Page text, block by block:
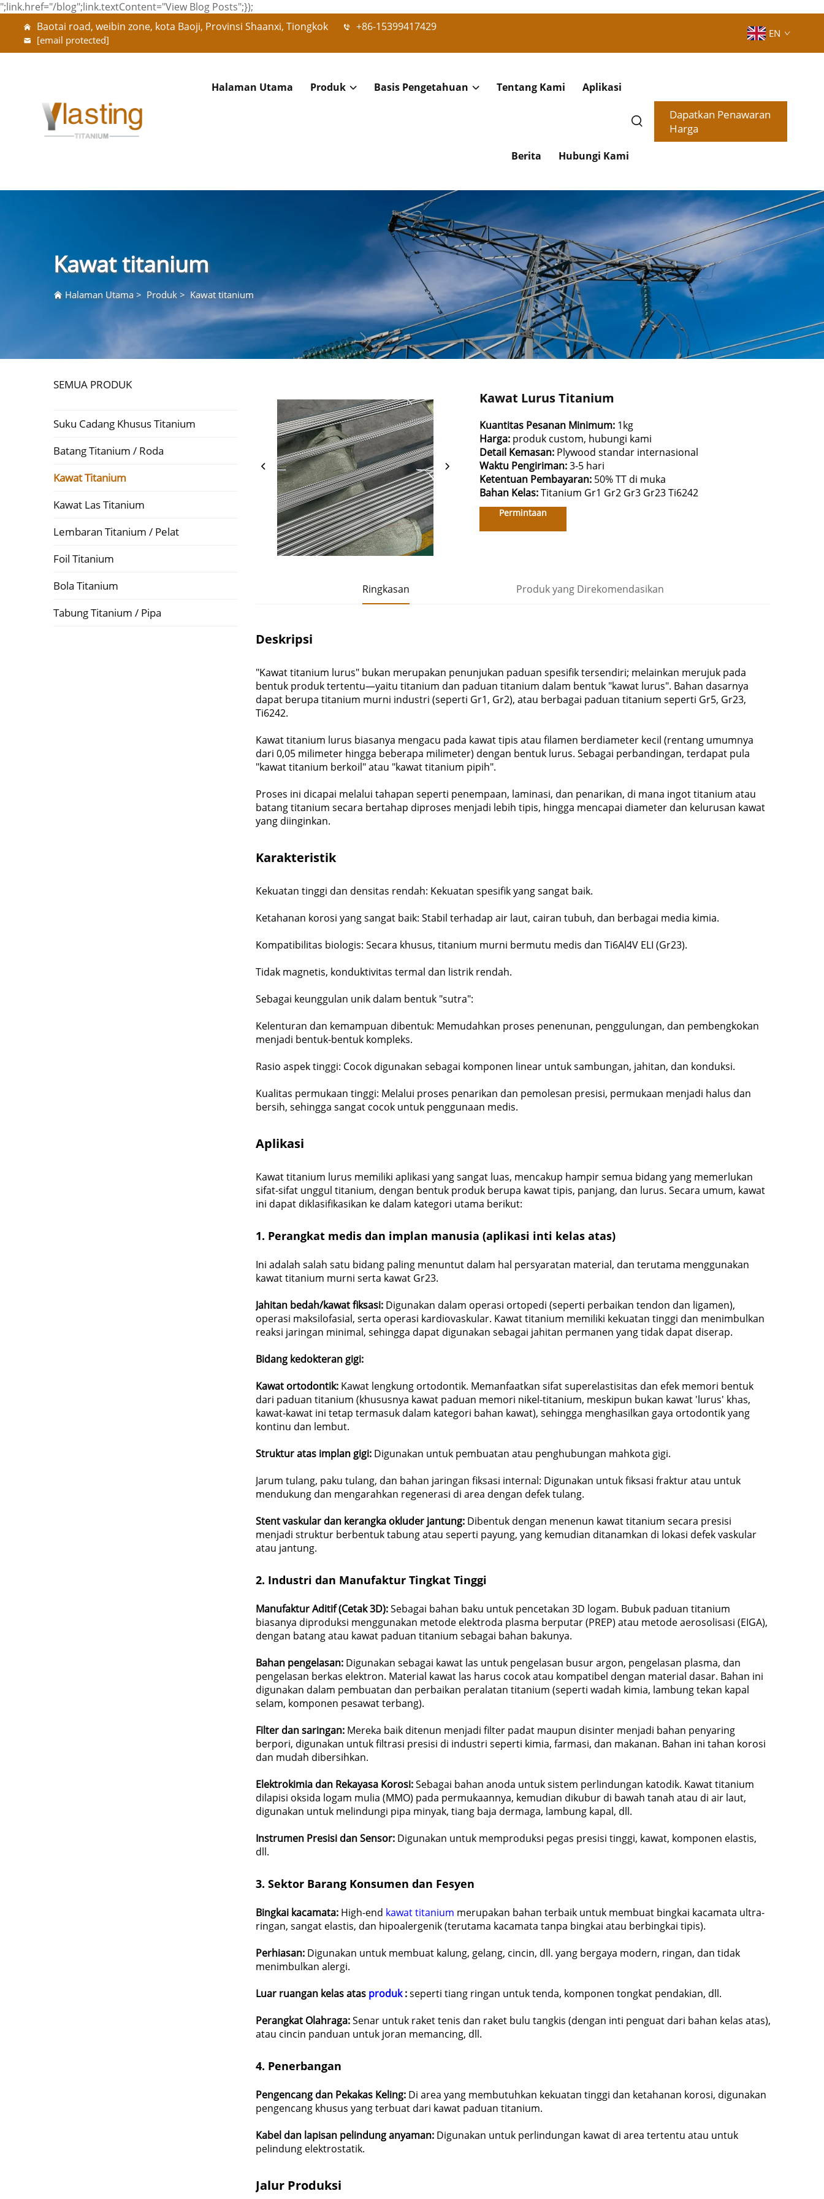
";link.href="/blog";link.textContent="View Blog Posts";});
Baotai road, weibin zone, kota Baoji, Provinsi Shaanxi, Tiongkok
+86-15399417429
[email protected]
EN
Halaman Utama Produk Basis Pengetahuan Tentang Kami Aplikasi
Berita Hubungi Kami
Dapatkan Penawaran
Harga
Kawat titanium
Halaman Utama > Produk > Kawat titanium
SEMUA PRODUK
Suku Cadang Khusus Titanium
Batang Titanium / Roda
Kawat Titanium
Kawat Las Titanium
Lembaran Titanium / Pelat
Foil Titanium
Bola Titanium
Tabung Titanium / Pipa
Kawat Lurus Titanium
Kuantitas Pesanan Minimum: 1kg
Harga: produk custom, hubungi kami
Detail Kemasan: Plywood standar internasional
Waktu Pengiriman:3-5 hari
Ketentuan Pembayaran: 50% TT di muka
Bahan Kelas:Titanium Gr1 Gr2 Gr3 Gr23 Ti6242
Permintaan
Ringkasan Produk yang Direkomendasikan
Deskripsi
"Kawat titanium lurus" bukan merupakan penunjukan paduan spesifik tersendiri; melainkan merujuk pada
bentuk produk tertentu—yaitu titanium dan paduan titanium dalam bentuk "kawat lurus". Bahan dasarnya
dapat berupa titanium murni industri (seperti Gr1, Gr2), atau berbagai paduan titanium seperti Gr5, Gr23,
Ti6242.
Kawat titanium lurus biasanya mengacu pada kawat tipis atau filamen berdiameter kecil (rentang umumnya
dari 0,05 milimeter hingga beberapa milimeter) dengan bentuk lurus. Sebagai perbandingan, terdapat pula
"kawat titanium berkoil" atau "kawat titanium pipih".
Proses ini dicapai melalui tahapan seperti penempaan, laminasi, dan penarikan, di mana ingot titanium atau
batang titanium secara bertahap diproses menjadi lebih tipis, hingga mencapai diameter dan kelurusan kawat
yang diinginkan.
Karakteristik
Kekuatan tinggi dan densitas rendah: Kekuatan spesifik yang sangat baik.
Ketahanan korosi yang sangat baik: Stabil terhadap air laut, cairan tubuh, dan berbagai media kimia.
Kompatibilitas biologis: Secara khusus, titanium murni bermutu medis dan Ti6Al4V ELI (Gr23).
Tidak magnetis, konduktivitas termal dan listrik rendah.
Sebagai keunggulan unik dalam bentuk "sutra":
Kelenturan dan kemampuan dibentuk: Memudahkan proses penenunan, penggulungan, dan pembengkokan
menjadi bentuk-bentuk kompleks.
Rasio aspek tinggi: Cocok digunakan sebagai komponen linear untuk sambungan, jahitan, dan konduksi.
Kualitas permukaan tinggi: Melalui proses penarikan dan pemolesan presisi, permukaan menjadi halus dan
bersih, sehingga sangat cocok untuk penggunaan medis.
Aplikasi
Kawat titanium lurus memiliki aplikasi yang sangat luas, mencakup hampir semua bidang yang memerlukan
sifat-sifat unggul titanium, dengan bentuk produk berupa kawat tipis, panjang, dan lurus. Secara umum, kawat
ini dapat diklasifikasikan ke dalam kategori utama berikut:
1. Perangkat medis dan implan manusia (aplikasi inti kelas atas)
Ini adalah salah satu bidang paling menuntut dalam hal persyaratan material, dan terutama menggunakan
kawat titanium murni serta kawat Gr23.
Jahitan bedah/kawat fiksasi: Digunakan dalam operasi ortopedi (seperti perbaikan tendon dan ligamen),
operasi maksilofasial, serta operasi kardiovaskular. Kawat titanium memiliki kekuatan tinggi dan menimbulkan
reaksi jaringan minimal, sehingga dapat digunakan sebagai jahitan permanen yang tidak dapat diserap.
Bidang kedokteran gigi:
Kawat ortodontik: Kawat lengkung ortodontik. Memanfaatkan sifat superelastisitas dan efek memori bentuk
dari paduan titanium (khususnya kawat paduan memori nikel-titanium, meskipun bukan kawat 'lurus' khas,
kawat-kawat ini tetap termasuk dalam kategori bahan kawat), sehingga menghasilkan gaya ortodontik yang
kontinu dan lembut.
Struktur atas implan gigi: Digunakan untuk pembuatan atau penghubungan mahkota gigi.
Jarum tulang, paku tulang, dan bahan jaringan fiksasi internal: Digunakan untuk fiksasi fraktur atau untuk
mendukung dan mengarahkan regenerasi di area dengan defek tulang.
Stent vaskular dan kerangka okluder jantung: Dibentuk dengan menenun kawat titanium secara presisi
menjadi struktur berbentuk tabung atau seperti payung, yang kemudian ditanamkan di lokasi defek vaskular
atau jantung.
2. Industri dan Manufaktur Tingkat Tinggi
Manufaktur Aditif (Cetak 3D):Sebagai bahan baku untuk pencetakan 3D logam. Bubuk paduan titanium
biasanya diproduksi menggunakan metode elektroda plasma berputar (PREP) atau metode aerosolisasi (EIGA),
dengan batang atau kawat paduan titanium sebagai bahan bakunya.
Bahan pengelasan: Digunakan sebagai kawat las untuk pengelasan busur argon, pengelasan plasma, dan
pengelasan berkas elektron. Material kawat las harus cocok atau kompatibel dengan material dasar. Bahan ini
digunakan dalam pembuatan dan perbaikan peralatan titanium (seperti wadah kimia, lambung tekan kapal
selam, komponen pesawat terbang).
Filter dan saringan: Mereka baik ditenun menjadi filter padat maupun disinter menjadi bahan penyaring
berpori, digunakan untuk filtrasi presisi di industri seperti kimia, farmasi, dan makanan. Bahan ini tahan korosi
dan mudah dibersihkan.
Elektrokimia dan Rekayasa Korosi:Sebagai bahan anoda untuk sistem perlindungan katodik. Kawat titanium
dilapisi oksida logam mulia (MMO) pada permukaannya, kemudian dikubur di bawah tanah atau di air laut,
digunakan untuk melindungi pipa minyak, tiang baja dermaga, lambung kapal, dll.
Instrumen Presisi dan Sensor: Digunakan untuk memproduksi pegas presisi tinggi, kawat, komponen elastis,
dll.
3. Sektor Barang Konsumen dan Fesyen
Bingkai kacamata: High-end kawat titanium merupakan bahan terbaik untuk membuat bingkai kacamata ultra-
ringan, sangat elastis, dan hipoalergenik (terutama kacamata tanpa bingkai atau berbingkai tipis).
Perhiasan: Digunakan untuk membuat kalung, gelang, cincin, dll. yang bergaya modern, ringan, dan tidak
menimbulkan alergi.
Luar ruangan kelas atas produk:seperti tiang ringan untuk tenda, komponen tongkat pendakian, dll.
Perangkat Olahraga:Senar untuk raket tenis dan raket bulu tangkis (dengan inti penguat dari bahan kelas atas),
atau cincin panduan untuk joran memancing, dll.
4. Penerbangan
Pengencang dan Pekakas Keling: Di area yang membutuhkan kekuatan tinggi dan ketahanan korosi, digunakan
pengencang khusus yang terbuat dari kawat paduan titanium.
Kabel dan lapisan pelindung anyaman: Digunakan untuk perlindungan kawat di area tertentu atau untuk
pelindung elektrostatik.
Jalur Produksi